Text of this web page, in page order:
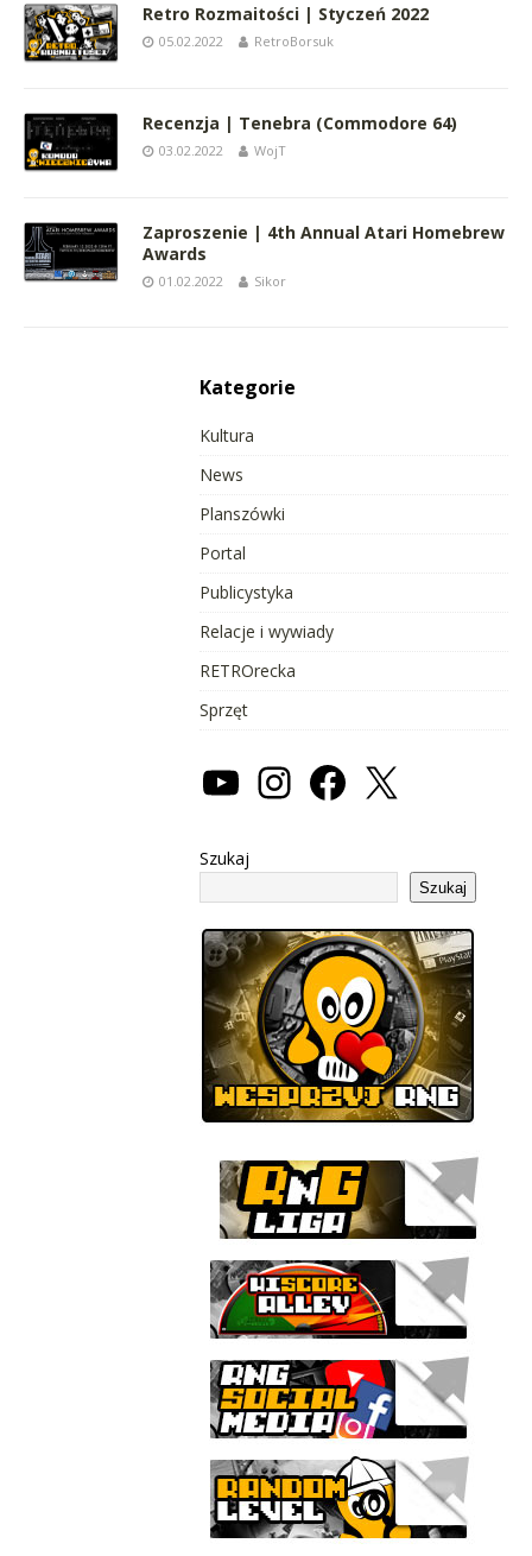
Retro Rozmaitości | Styczeń 2022
05.02.2022 RetroBorsuk
Recenzja | Tenebra (Commodore 64)
03.02.2022 WojT
Zaproszenie | 4th Annual Atari Homebrew
Awards
01.02.2022 Sikor
Kategorie
Kultura
News
Planszówki
Portal
Publicystyka
Relacje i wywiady
RETROrecka
Sprzęt
Szukaj
Szukaj